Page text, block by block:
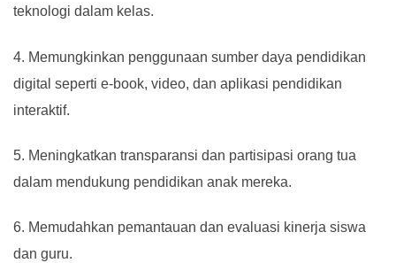
teknologi dalam kelas.
4. Memungkinkan penggunaan sumber daya pendidikan
digital seperti e-book, video, dan aplikasi pendidikan
interaktif.
5. Meningkatkan transparansi dan partisipasi orang tua
dalam mendukung pendidikan anak mereka.
6. Memudahkan pemantauan dan evaluasi kinerja siswa
dan guru.